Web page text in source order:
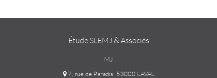
Étude SLEMJ & Associés
MJ
7, rue de Paradis, 53000 LAVAL